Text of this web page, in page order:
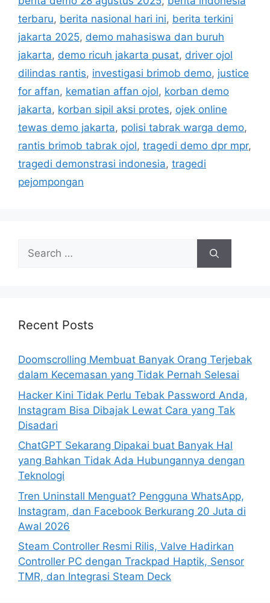
e
g
o
r
i
s
s
terbaru, berita nasional hari ini, berita terkini
jakarta 2025, demo mahasiswa dan buruh
jakarta, demo ricuh jakarta pusat, driver ojol
dilindas rantis, investigasi brimob demo, justice
for affan, kematian affan ojol, korban demo
jakarta, korban sipil aksi protes, ojek online
tewas demo jakarta, polisi tabrak warga demo,
rantis brimob tabrak ojol, tragedi demo dpr mpr,
tragedi demonstrasi indonesia, tragedi
pejompongan
h
r
:
Recent Posts
Doomscrolling Membuat Banyak Orang Terjebak
dalam Kecemasan yang Tidak Pernah Selesai
Hacker Kini Tidak Perlu Tebak Password Anda,
Instagram Bisa Dibajak Lewat Cara yang Tak
Disadari
ChatGPT Sekarang Dipakai buat Banyak Hal
yang Bahkan Tidak Ada Hubungannya dengan
Teknologi
Tren Uninstall Menguat? Pengguna WhatsApp,
Instagram, dan Facebook Berkurang 20 Juta di
Awal 2026
Steam Controller Resmi Rilis, Valve Hadirkan
Controller PC dengan Trackpad Haptik, Sensor
TMR, dan Integrasi Steam Deck